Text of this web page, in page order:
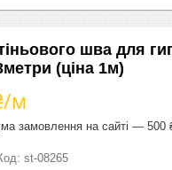
шва для
(ціна 1м)
м
замовлення на сайті — 500
st-08265